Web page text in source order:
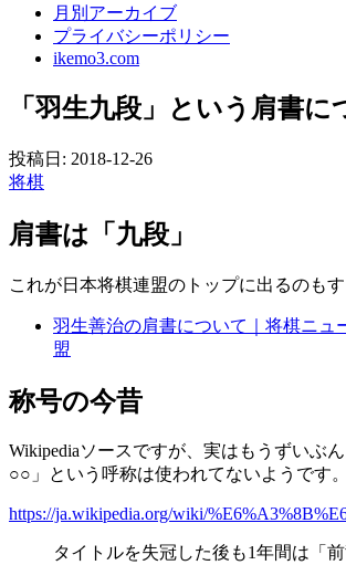
月別アーカイブ
プライバシーポリシー
ikemo3.com
「羽生九段」という肩書に
投稿日: 2018-12-26
将棋
肩書は「九段」
これが日本将棋連盟のトップに出るのもす
羽生善治の肩書について｜将棋ニュ
盟
称号の今昔
Wikipediaソースですが、実はもうずいぶ
○○」という呼称は使われてないようです。
https://ja.wikipedia.org/wiki/
タイトルを失冠した後も1年間は「